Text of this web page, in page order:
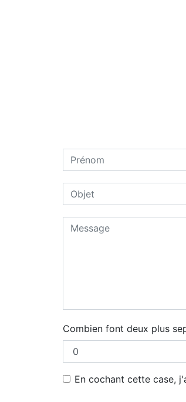
Combien font deux plus
En cochant cette case,